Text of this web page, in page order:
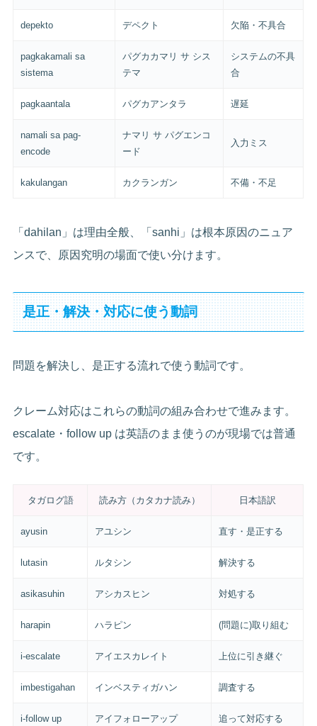
depekto デペクト 欠陥・不具合
pagkakamali sa
sistema
パグカカマリ サ シス
テマ
システムの不具
合
pagkaantala パグカアンタラ 遅延
namali sa pag-
encode
ナマリ サ パグエンコ
ード
入力ミス
kakulangan カクランガン 不備・不足
「dahilan」は理由全般、「sanhi」は根本原因のニュア
ンスで、原因究明の場面で使い分けます。
是正・解決・対応に使う動詞
問題を解決し、是正する流れで使う動詞です。
クレーム対応はこれらの動詞の組み合わせで進みます。
escalate・follow up は英語のまま使うのが現場では普通
です。
タガログ語 読み方（カタカナ読み） 日本語訳
ayusin アユシン 直す・是正する
lutasin ルタシン 解決する
asikasuhin アシカスヒン 対処する
harapin ハラピン (問題に)取り組む
i-escalate アイエスカレイト 上位に引き継ぐ
imbestigahan インベスティガハン 調査する
i-follow up アイフォローアップ 追って対応する